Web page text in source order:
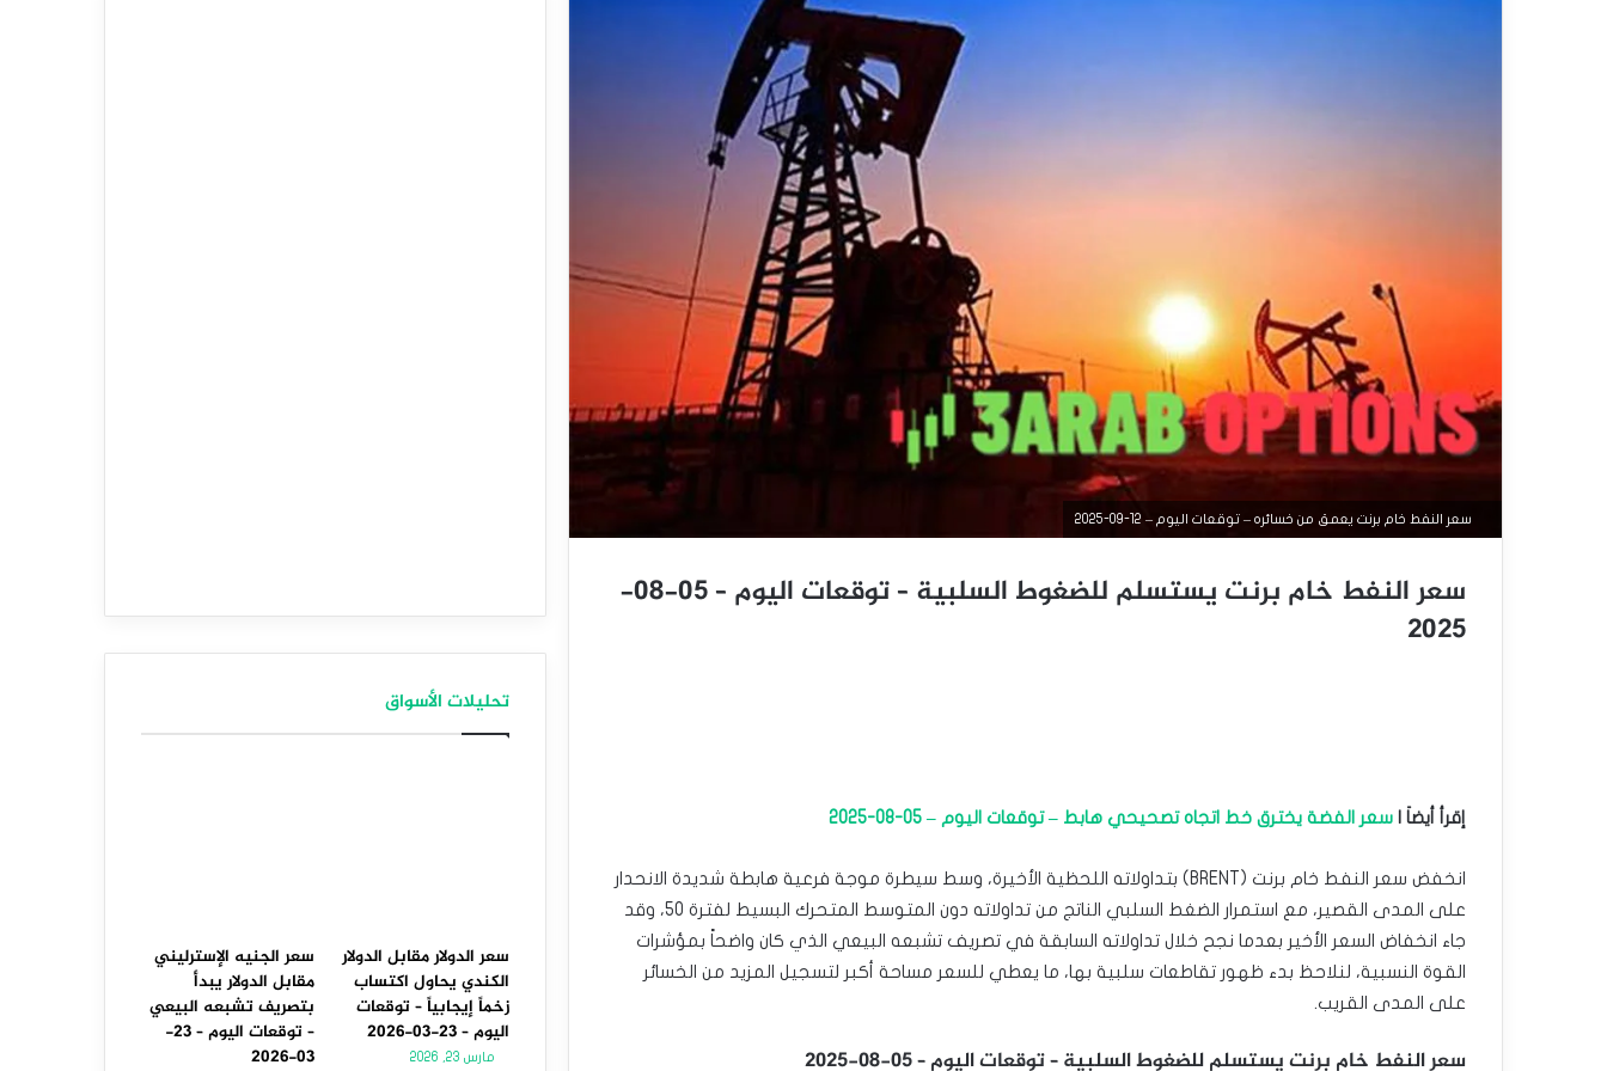
سعر النفط خام برنت يعمق من خسائره – توقعات اليوم – 12-09-2025
سعر النفط خام برنت يستسلم للضغوط السلبية – توقعات اليوم – 05-08-
2025
إقرأ أيضاَ | سعر الفضة يخترق خط اتجاه تصحيحي هابط – توقعات اليوم – 05-08-2025
انخفض سعر النفط خام برنت (BRENT) بتداولاته اللحظية الأخيرة، وسط سيطرة موجة فرعية هابطة شديدة الانحدار
على المدى القصير، مع استمرار الضغط السلبي الناتج من تداولاته دون المتوسط المتحرك البسيط لفترة 50، وقد
جاء انخفاض السعر الأخير بعدما نجح خلال تداولاته السابقة في تصريف تشبعه البيعي الذي كان واضحاً بمؤشرات
القوة النسبية، لنلاحظ بدء ظهور تقاطعات سلبية بها، ما يعطي للسعر مساحة أكبر لتسجيل المزيد من الخسائر
على المدى القريب.
سعر النفط خام برنت يستسلم للضغوط السلبية – توقعات اليوم – 05-08-2025
تحليلات الأسواق
سعر الدولار مقابل الدولار
الكندي يحاول اكتساب
زخماً إيجابياً – توقعات
اليوم – 23-03-2026
مارس 23, 2026
سعر الجنيه الإسترليني
مقابل الدولار يبدأ
بتصريف تشبعه البيعي
– توقعات اليوم – 23-
03-2026